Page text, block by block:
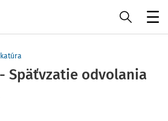
Späťvzatie odvolania